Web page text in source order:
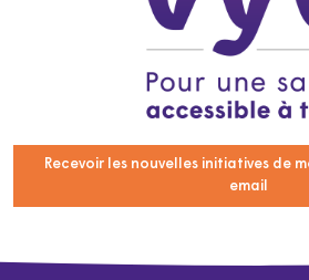
Recevoir les nouvelles initiatives de
email